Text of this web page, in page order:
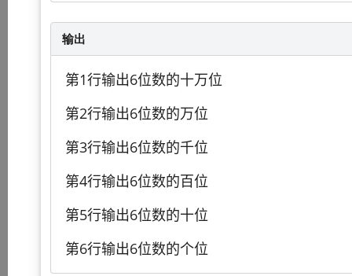
输出
第1行输出6位数的十万位
第2行输出6位数的万位
第3行输出6位数的千位
第4行输出6位数的百位
第5行输出6位数的十位
第6行输出6位数的个位